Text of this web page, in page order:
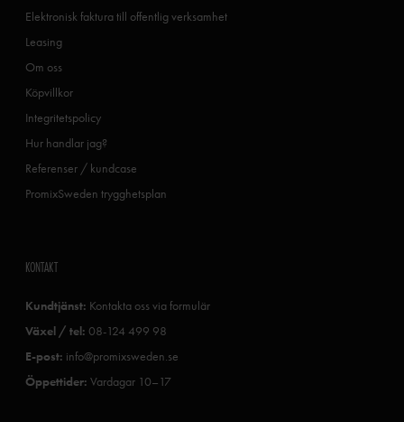
Elektronisk faktura till offentlig verksamhet
Leasing
Om oss
Köpvillkor
Integritetspolicy
Hur handlar jag?
Referenser / kundcase
PromixSweden trygghetsplan
KONTAKT
Kundtjänst: Kontakta oss via formulär
Växel / tel: 08-124 499 98
E-post: info@promixsweden.se
Öppettider: Vardagar 10–17